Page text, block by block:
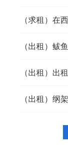
（求租）在
（出租）出
（出租）纲